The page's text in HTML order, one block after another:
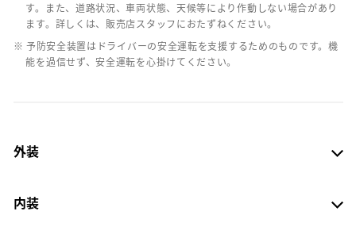
す。また、道路状況、車両状態、天候等により作動しない場合があり
ます。詳しくは、販売店スタッフにおたずねください。
※ 予防安全装置はドライバーの安全運転を支援するためのものです。機
能を過信せず、安全運転を心掛けてください。
外装
内装